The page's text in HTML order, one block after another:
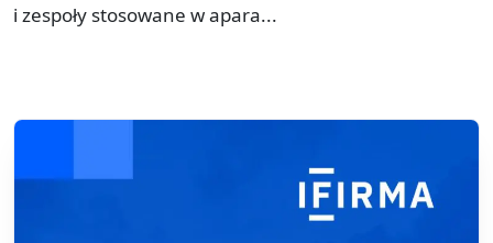
i zespoły stosowane w apara...